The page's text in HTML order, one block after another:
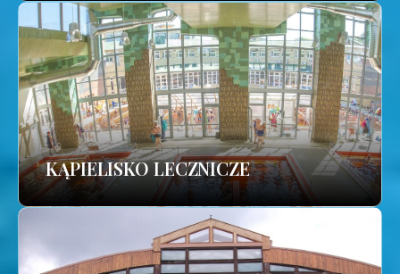
KĄPIELISKO LECZNICZE